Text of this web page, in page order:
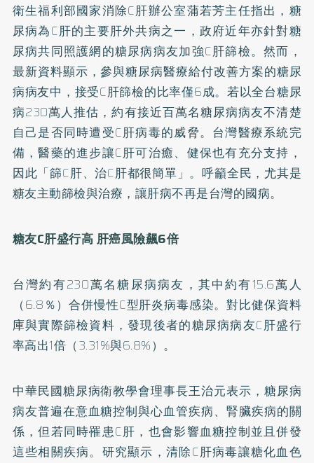
衛生福利部國家消除C肝辦公室蒲若芳主任指出，糖
尿病為C肝的主要肝外共病之一，政府近年亦針對糖
尿病共同照護網的糖尿病病友加強C肝篩檢。然而，
最新資料顯示，參與糖尿病醫療給付改善方案的糖尿
病病友中，接受C肝篩檢的比率僅6成。若以全台糖尿
病230萬人推估，約有接近百萬名糖尿病病友不清楚
自己是否同時遭受C肝病毒的威脅。台灣醫療系統完
備，醫藥的進步讓C肝可治癒、健保也有充分支持，
因此「篩C肝、治C肝都很簡單」。呼籲全民，尤其是
糖友主動篩檢與治療，讓肝病不再是台灣的國病。
糖友C肝盛行高 肝癌風險飆6倍
台灣約有230萬名糖尿病病友，其中約有15.6萬人
（6.8％）合併慢性C型肝炎病毒感染。對比健保資料
庫與實際篩檢資料，發現後者的糖尿病病友C肝盛行
率高出1倍（3.31%與6.8%）。
中華民國糖尿病衛教學會理事長王治元表示，糖尿病
病友普遍在意血糖控制與心血管疾病、腎臟疾病的關
係，但若同時罹患C肝，也會影響血糖控制並且併發
這些相關疾病。研究顯示，清除C肝病毒讓糖化血色